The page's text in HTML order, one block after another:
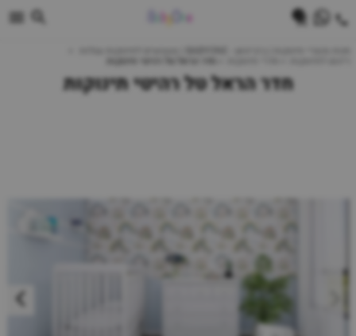
חדר הראל טל רהיטי תינוקות